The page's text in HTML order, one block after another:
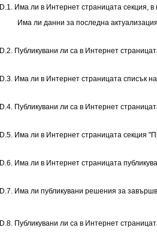
D.1. Има ли в Интернет страницата секция,
Има ли данни за последна
D.2. Публикувани ли са в Интернет
D.3. Има ли в Интернет страницата списък
D.4. Публикувани ли са в Интернет
D.5. Има ли в Интернет страницата секция
D.6. Има ли в Интернет страницата
D.7. Има ли публикувани решения за
D.8. Публикувани ли са в Интернет